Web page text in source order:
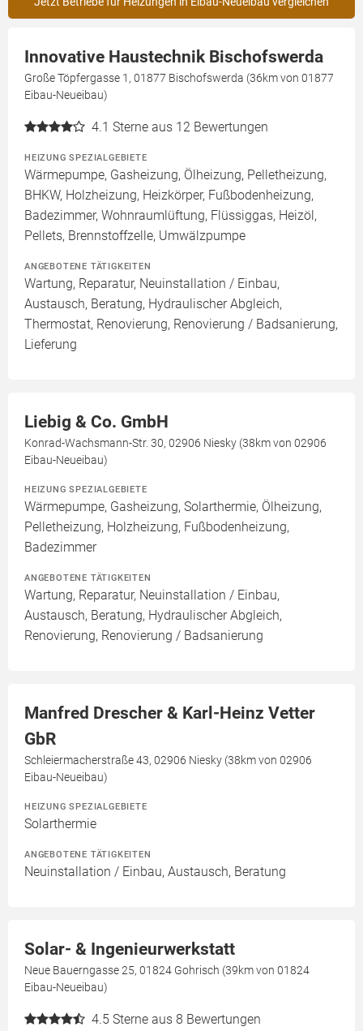
Innovative Haustechnik Bischofswerda
Große Töpfergasse 1, 01877 Bischofswerda (36km von 01877
Eibau-Neueibau)
4.1 Sterne aus 12 Bewertungen
HEIZUNG SPEZIALGEBIETE
Wärmepumpe, Gasheizung, Ölheizung, Pelletheizung,
BHKW, Holzheizung, Heizkörper, Fußbodenheizung,
Badezimmer, Wohnraumlüftung, Flüssiggas, Heizöl,
Pellets, Brennstoffzelle, Umwälzpumpe
ANGEBOTENE TÄTIGKEITEN
Wartung, Reparatur, Neuinstallation / Einbau,
Austausch, Beratung, Hydraulischer Abgleich,
Thermostat, Renovierung, Renovierung / Badsanierung,
Lieferung
Liebig & Co. GmbH
Konrad-Wachsmann-Str. 30, 02906 Niesky (38km von 02906
Eibau-Neueibau)
HEIZUNG SPEZIALGEBIETE
Wärmepumpe, Gasheizung, Solarthermie, Ölheizung,
Pelletheizung, Holzheizung, Fußbodenheizung,
Badezimmer
ANGEBOTENE TÄTIGKEITEN
Wartung, Reparatur, Neuinstallation / Einbau,
Austausch, Beratung, Hydraulischer Abgleich,
Renovierung, Renovierung / Badsanierung
Manfred Drescher & Karl-Heinz Vetter
GbR
Schleiermacherstraße 43, 02906 Niesky (38km von 02906
Eibau-Neueibau)
HEIZUNG SPEZIALGEBIETE
Solarthermie
ANGEBOTENE TÄTIGKEITEN
Neuinstallation / Einbau, Austausch, Beratung
Solar- & Ingenieurwerkstatt
Neue Bauerngasse 25, 01824 Gohrisch (39km von 01824
Eibau-Neueibau)
4.5 Sterne aus 8 Bewertungen